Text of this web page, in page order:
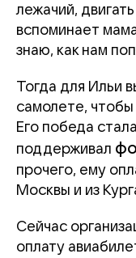
лежачий,
вспоминает
знаю, как нам
Тогда для Ильи
самолете, чтобы
Его победа
поддерживал
прочего, ему
Москвы и из
Сейчас
оплату